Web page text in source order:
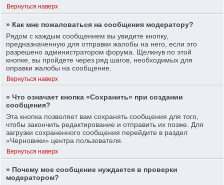
Вернуться наверх
» Как мне пожаловаться на сообщения модератору?
Рядом с каждым сообщением вы увидите кнопку,
предназначенную для отправки жалобы на него, если это
разрешено администратором форума. Щелкнув по этой
кнопке, вы пройдете через ряд шагов, необходимых для
оправки жалобы на сообщение.
Вернуться наверх
» Что означает кнопка «Сохранить» при создании
сообщения?
Эта кнопка позволяет вам сохранять сообщения для того,
чтобы закончить редактирование и отправить их позже. Для
загрузки сохраненного сообщения перейдите в раздел
«Черновики» центра пользователя.
Вернуться наверх
» Почему мое сообщение нуждается в проверки
модератором?